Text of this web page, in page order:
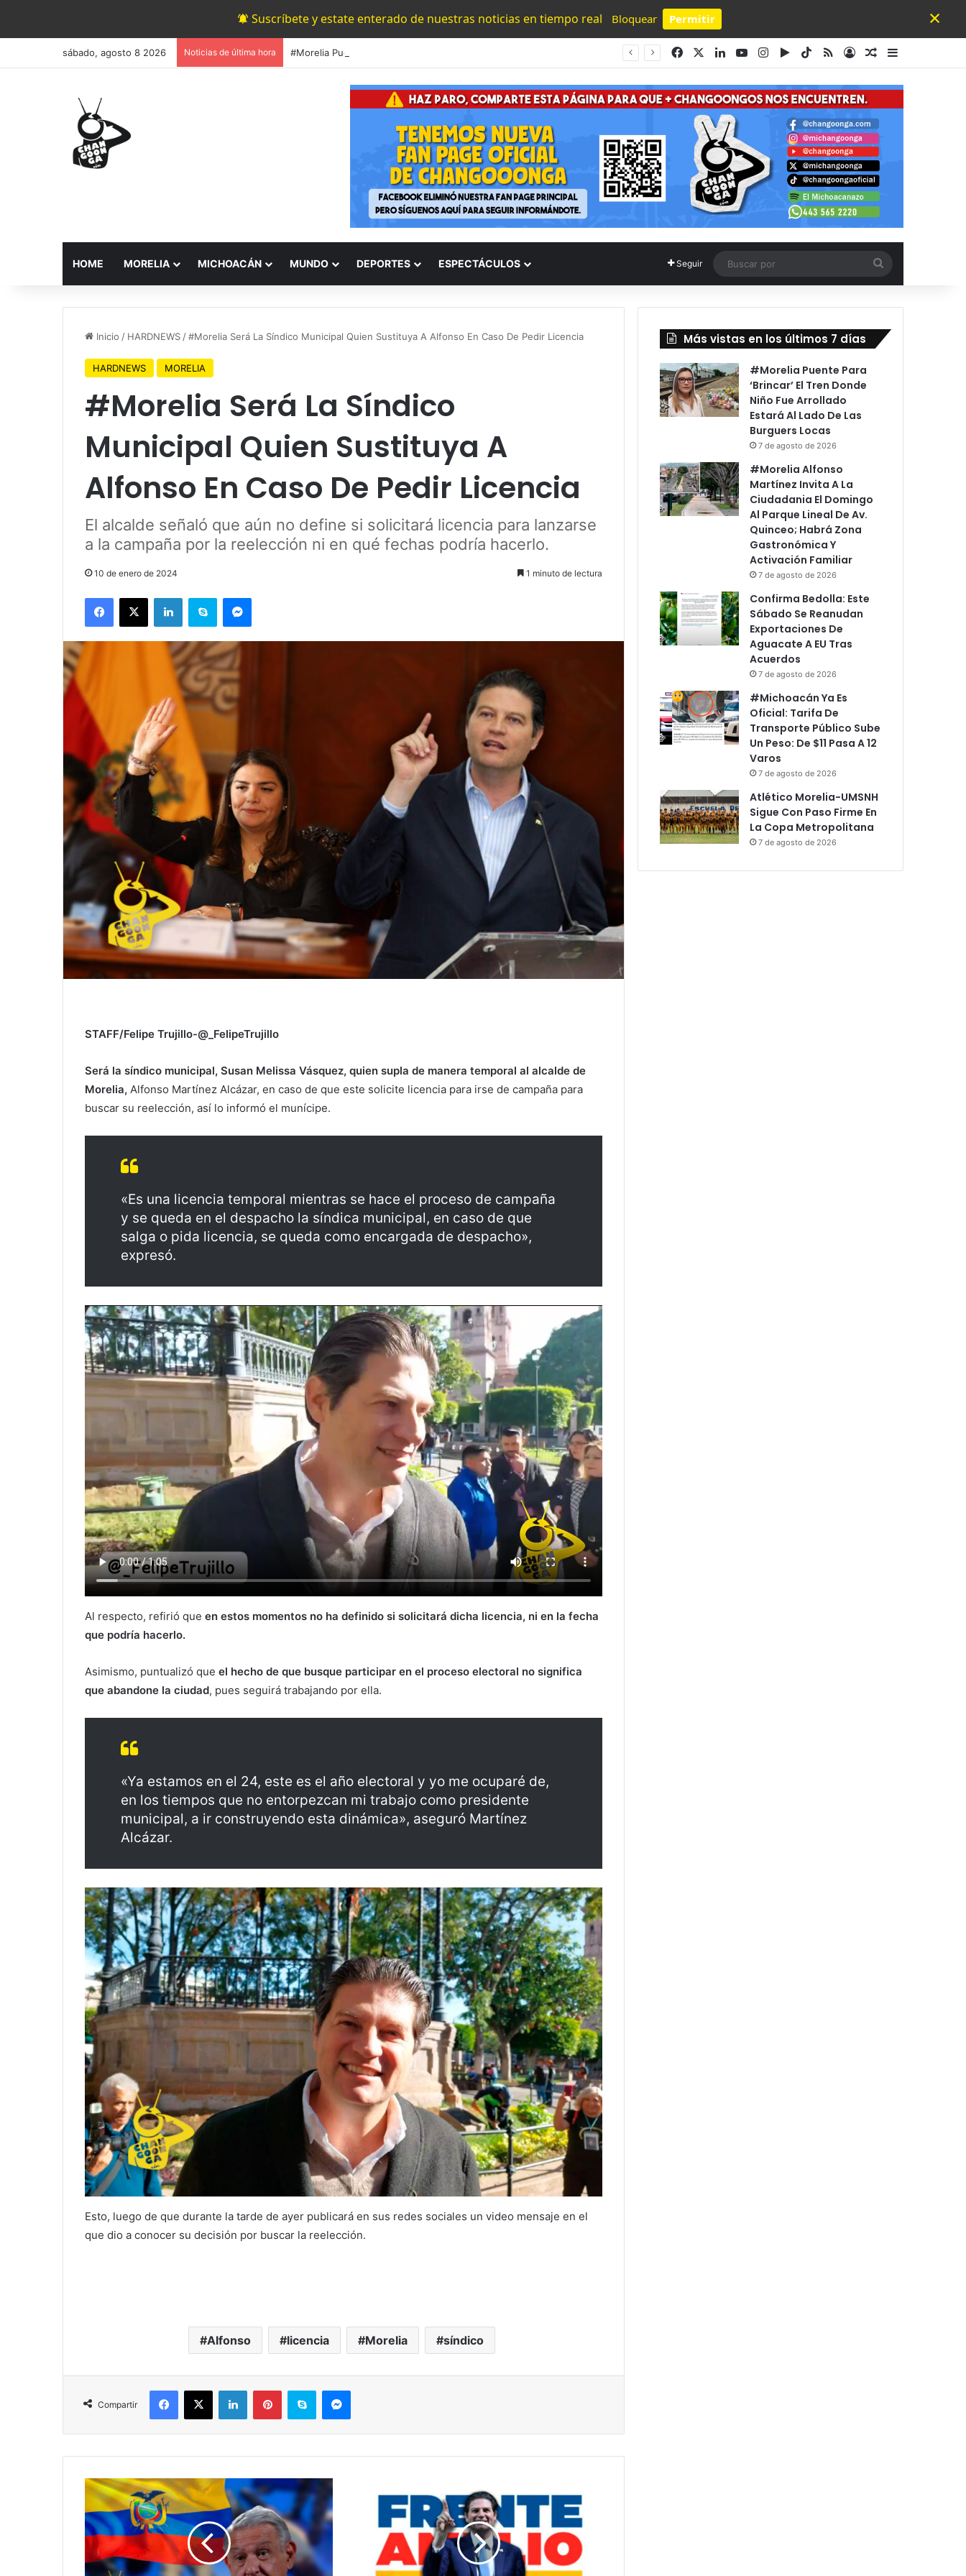
Suscríbete y estate enterado de nuestras noticias en tiempo real Bloquear Permitir
Powered by SendPulse
×
sábado, agosto 8 2026 Noticias de última hora FacebookLinkedInYouTubeInstagram
Google Play
TikTok
RSSAccesoPublicación al
Barra lateral
HOME MORELIA MICHOACÁN MUNDO DEPORTES ESPECTÁCULOS Seguir
por
Inicio / HARDNEWS /#Morelia Será La Síndico Municipal Quien Sustituya A Alfonso En Caso De Pedir Licencia
HARDNEWS MORELIA
#Morelia Será La Síndico
Municipal Quien Sustituya A
Alfonso En Caso De Pedir Licencia
El alcalde señaló que aún no define si solicitará licencia para lanzarse
a la campaña por la reelección ni en qué fechas podría hacerlo.
10 de enero de 2024 1 minuto de lectura
Facebook
X LinkedInSkype Messenger
STAFF/Felipe Trujillo-@_FelipeTrujillo
Será la síndico municipal, Susan Melissa Vásquez, quien supla de manera temporal al alcalde de
Morelia, Alfonso Martínez Alcázar, en caso de que este solicite licencia para irse de campaña para
buscar su reelección, así lo informó el munícipe.
«Es una licencia temporal mientras se hace el proceso de campaña
y se queda en el despacho la síndica municipal, en caso de que
salga o pida licencia, se queda como encargada de despacho»,
expresó.
Al respecto, refirió que en estos momentos no ha definido si solicitará dicha licencia, ni en la fecha
que podría hacerlo.
Asimismo, puntualizó que el hecho de que busque participar en el proceso electoral no significa
que abandone la ciudad, pues seguirá trabajando por ella.
«Ya estamos en el 24, este es el año electoral y yo me ocuparé de,
en los tiempos que no entorpezcan mi trabajo como presidente
municipal, a ir construyendo esta dinámica», aseguró Martínez
Alcázar.
Esto, luego de que durante la tarde de ayer publicará en sus redes sociales un video mensaje en el
que dio a conocer su decisión por buscar la reelección.
Alfonso licencia Morelia síndico
Compartir
Facebook
X LinkedInPinterestSkype Messenger
AMLO
Confirma
NO
Hay
Mexicanos
Afectados
Respaldo
Más vistas en los últimos 7 días
#Morelia Puente Para
‘Brincar’ El Tren Donde
Niño Fue Arrollado
Estará Al Lado De Las
Burguers Locas
7 de agosto de 2026
#Morelia Alfonso
Martínez Invita A La
Ciudadania El Domingo
Al Parque Lineal De Av.
Quinceo; Habrá Zona
Gastronómica Y
Activación Familiar
7 de agosto de 2026
Confirma Bedolla: Este
Sábado Se Reanudan
Exportaciones De
Aguacate A EU Tras
Acuerdos
7 de agosto de 2026
#Michoacán Ya Es
Oficial: Tarifa De
Transporte Público Sube
Un Peso: De $11 Pasa A 12
Varos
7 de agosto de 2026
Atlético Morelia-UMSNH
Sigue Con Paso Firme En
La Copa Metropolitana
7 de agosto de 2026